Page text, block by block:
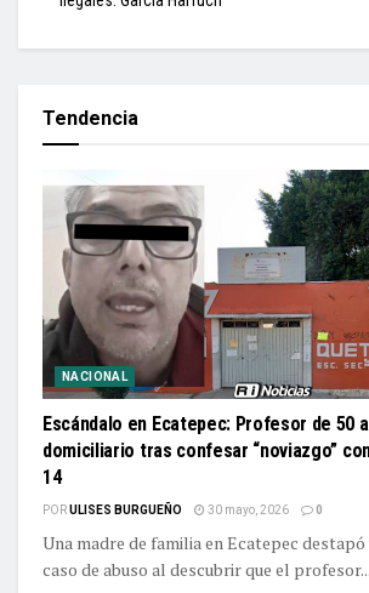
Tendencia
NACIONAL
Escándalo en Ecatepec: Profesor de 50
domiciliario tras confesar “noviazgo”
14
PORULISES BURGUEÑO 30 mayo, 2026 0
Una madre de familia en Ecatepec
caso de abuso al descubrir que el profesor...